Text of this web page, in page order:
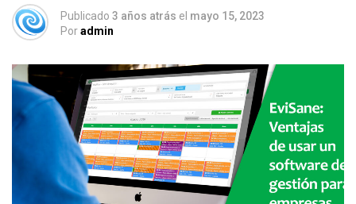
Publicado 3 años atrás el mayo 15, 2023
Poradmin